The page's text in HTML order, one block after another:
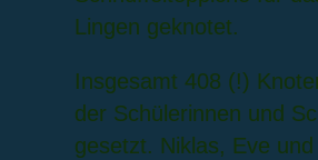
Lingen geknotet.
Insgesamt 408 (!)
der Schülerinnen und
gesetzt. Niklas, Eve